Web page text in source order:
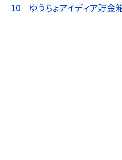
10 ゆうちょアイディア貯金